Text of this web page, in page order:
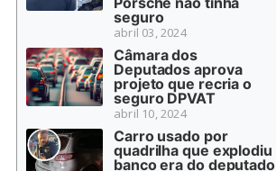
seguro
abril 03, 2024
Câmara dos
Deputados aprova
projeto que recria o
seguro DPVAT
abril 10, 2024
Carro usado por
quadrilha que explodiu
banco era do deputado